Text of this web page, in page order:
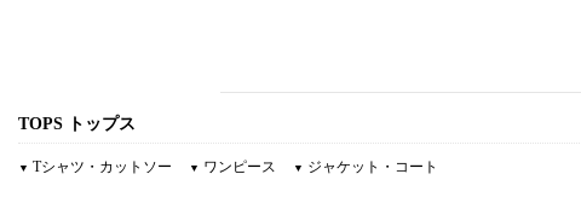
TOPS トップス
▼ Tシャツ・カットソー ▼ ワンピース ▼ ジャケット・コート